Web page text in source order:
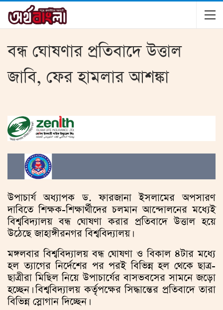
বন্ধ ঘোষণার প্রতিবাদে উত্তাল
জাবি, ফের হামলার আশঙ্কা
উপাচার্য অধ্যাপক ড. ফারজানা ইসলামের অপসারণ
দাবিতে শিক্ষক-শিক্ষার্থীদের চলমান আন্দোলনের মধ্যেই
বিশ্ববিদ্যালয় বন্ধ ঘোষণা করার প্রতিবাদে উত্তাল হয়ে
উঠেছে জাহাঙ্গীরনগর বিশ্ববিদ্যালয়।
মঙ্গলবার বিশ্ববিদ্যালয় বন্ধ ঘোষণা ও বিকাল ৪টার মধ্যে
হল ত্যাগের নির্দেশের পর পরই বিভিন্ন হল থেকে ছাত্র-
ছাত্রীরা মিছিল নিয়ে উপাচার্যের বাসভবসের সামনে জড়ো
হচ্ছেন। বিশ্ববিদ্যালয় কর্তৃপক্ষের সিদ্ধান্তের প্রতিবাদে তারা
বিভিন্ন স্লোগান দিচ্ছেন।